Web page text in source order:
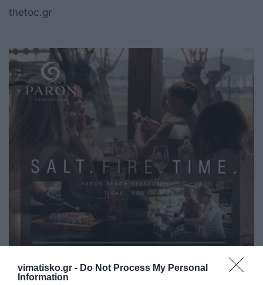
vimatisko.gr - Do Not Process My Personal
Information
thetoc.gr